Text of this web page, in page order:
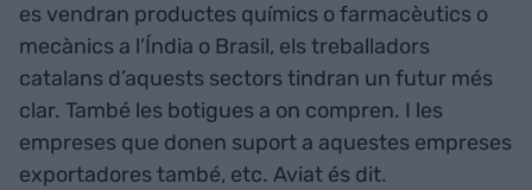
es vendran productes químics o farmacèutics o
mecànics a l’Índia o Brasil, els treballadors
catalans d’aquests sectors tindran un futur més
clar. També les botigues a on compren. I les
empreses que donen suport a aquestes empreses
exportadores també, etc. Aviat és dit.